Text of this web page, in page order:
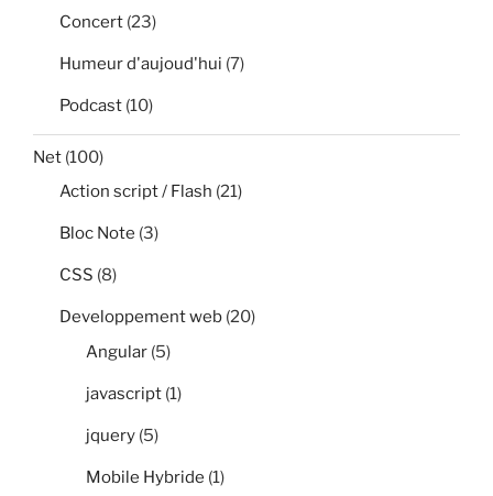
Concert (23)
Humeur d'aujoud'hui (7)
Podcast (10)
Net (100)
Action script / Flash (21)
Bloc Note (3)
CSS (8)
Developpement web (20)
Angular (5)
javascript (1)
jquery (5)
Mobile Hybride (1)